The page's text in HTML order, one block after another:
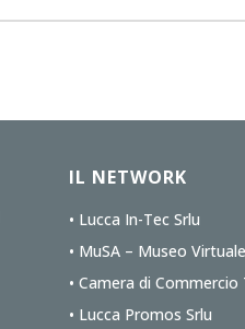
IL NETWORK
• Lucca In-Tec Srlu
• MuSA – Museo
• Camera di
• Lucca Promos Srlu